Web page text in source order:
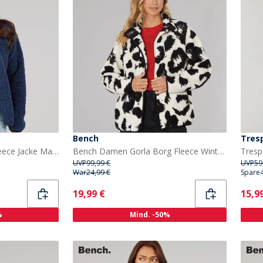
Bench Damen Sherpa Fleece Jacke Marine
Bench
Bench Damen Gorla Borg Fleece Winter Weiss / Schwarz Leopard
UVP99,99 €
War24,99 €
Current
19,99 €
Mind. -50%
UVP
Spare